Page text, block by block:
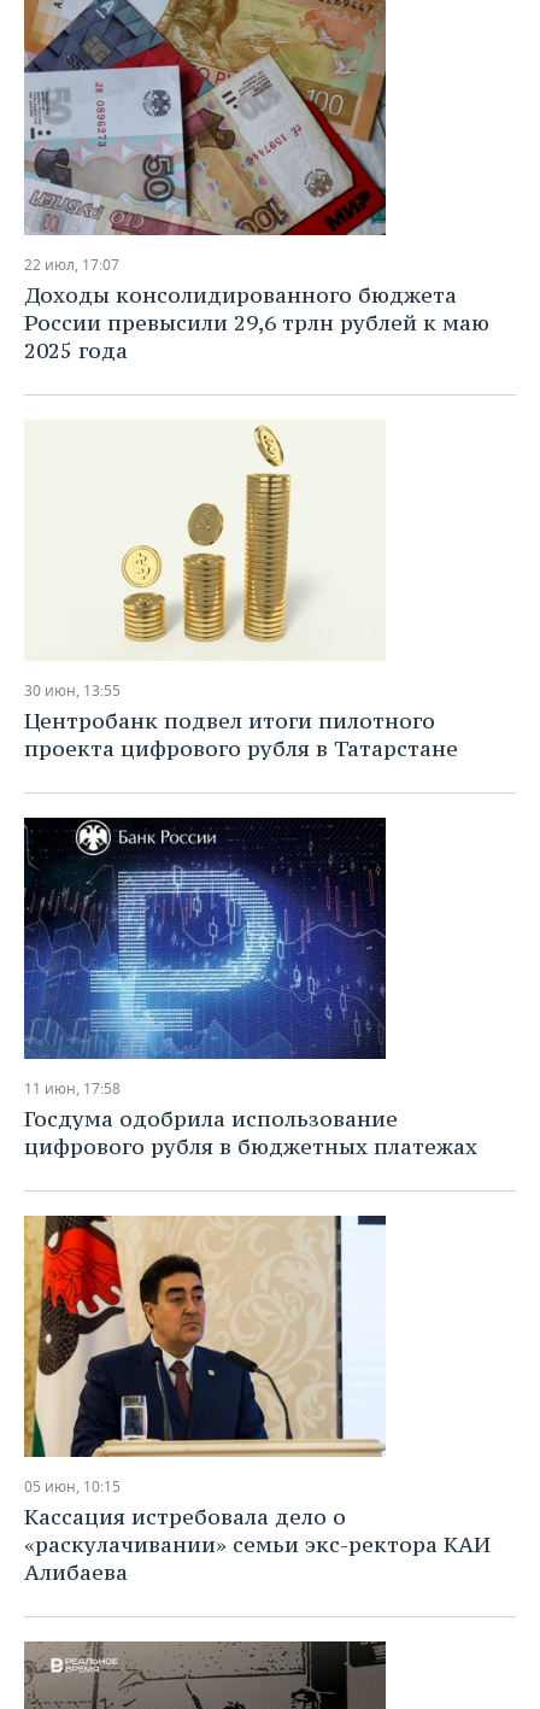
22 июл, 17:07
Доходы консолидированного бюджета
России превысили 29,6 трлн рублей к маю
2025 года
30 июн, 13:55
Центробанк подвел итоги пилотного
проекта цифрового рубля в Татарстане
11 июн, 17:58
Госдума одобрила использование
цифрового рубля в бюджетных платежах
05 июн, 10:15
Кассация истребовала дело о
«раскулачивании» семьи экс-ректора КАИ
Алибаева